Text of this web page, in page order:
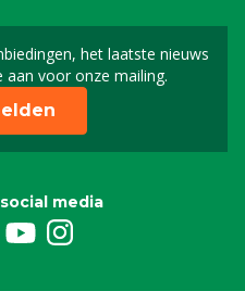
het laatste nieuws
aan voor onze mailing.
Schrijf je in voor onze
media